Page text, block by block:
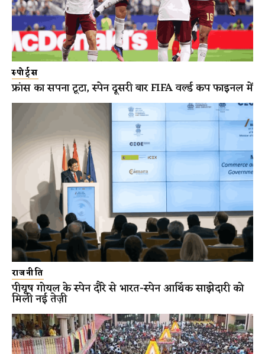
स्पोर्ट्स
फ्रांस का सपना टूटा, स्पेन दूसरी बार FIFA वर्ल्ड कप फाइनल में
राजनीति
पीयूष गोयल के स्पेन दौरे से भारत-स्पेन आर्थिक साझेदारी को
मिली नई तेज़ी